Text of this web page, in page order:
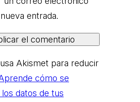
entrada.
Akismet para reducir
cómo se
datos de tus